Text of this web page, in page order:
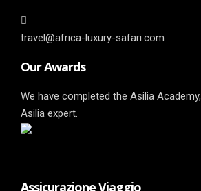
travel@africa-luxury-safari.com
Our Awards
We have completed the Asilia
Asilia expert.
Assicurazione Viaggio